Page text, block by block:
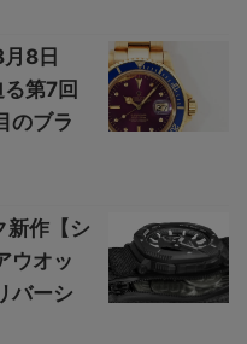
8日
第7回
のブラ
新作【シ
ウオッ
バーシ